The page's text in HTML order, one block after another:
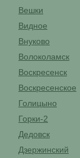
Вешки
Видное
Внуково
Волоколамск
Воскресенск
Воскресенское
Голицыно
Горки-2
Дедовск
Дзержинский